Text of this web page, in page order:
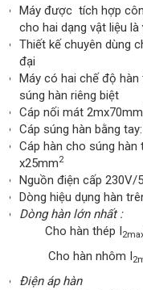
Máy được tích hợp
cho hai dạng vật liệu là
Thiết kế chuyên dùng
đại
Máy có hai chế độ
súng hàn riêng biệt
Cáp nối mát 2mx70mm
Cáp súng hàn bằng
Cáp hàn cho súng hàn
x25mm2
Nguồn điện cấp 230V/
Dòng hiệu dụng hàn
Dòng hàn lớn nhất :
Cho hàn thép I
Cho hàn nhôm I
Điện áp hàn